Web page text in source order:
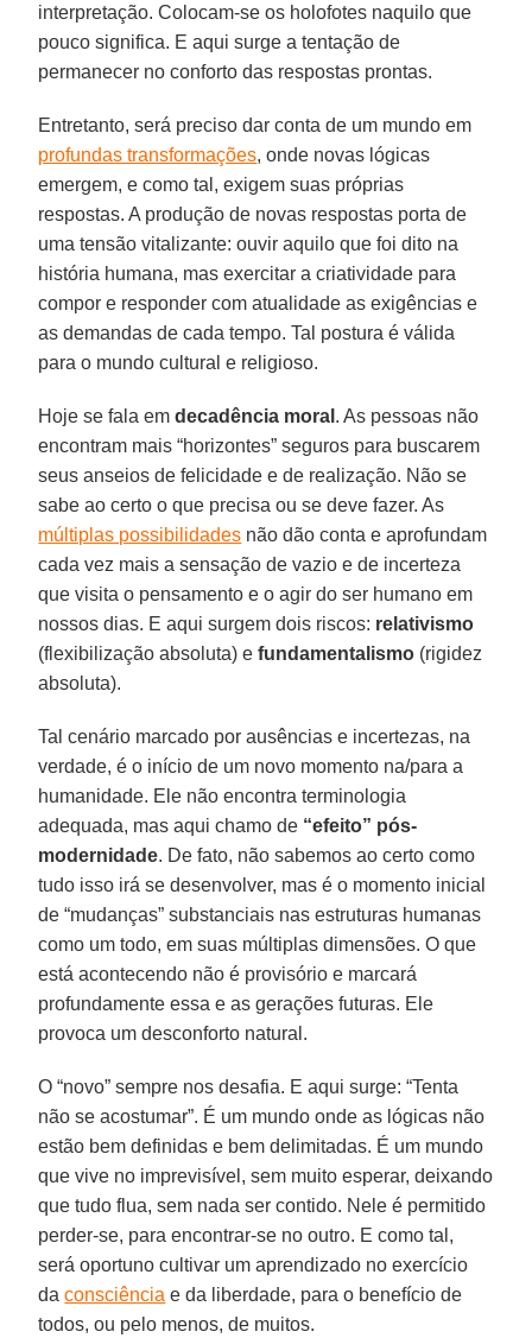
interpretação. Colocam-se os holofotes naquilo que
pouco significa. E aqui surge a tentação de
permanecer no conforto das respostas prontas.
Entretanto, será preciso dar conta de um mundo em
profundas transformações, onde novas lógicas
emergem, e como tal, exigem suas próprias
respostas. A produção de novas respostas porta de
uma tensão vitalizante: ouvir aquilo que foi dito na
história humana, mas exercitar a criatividade para
compor e responder com atualidade as exigências e
as demandas de cada tempo. Tal postura é válida
para o mundo cultural e religioso.
Hoje se fala emdecadência moral . As pessoas não
encontram mais “horizontes” seguros para buscarem
seus anseios de felicidade e de realização. Não se
sabe ao certo o que precisa ou se deve fazer. As
múltiplas possibilidades não dão conta e aprofundam
cada vez mais a sensação de vazio e de incerteza
que visita o pensamento e o agir do ser humano em
nossos dias. E aqui surgem dois riscos: relativismo
(flexibilização absoluta) efundamentalismo (rigidez
absoluta).
Tal cenário marcado por ausências e incertezas, na
verdade, é o início de um novo momento na/para a
humanidade. Ele não encontra terminologia
adequada, mas aqui chamo de “efeito” pós-
modernidade. De fato, não sabemos ao certo como
tudo isso irá se desenvolver, mas é o momento inicial
de “mudanças” substanciais nas estruturas humanas
como um todo, em suas múltiplas dimensões. O que
está acontecendo não é provisório e marcará
profundamente essa e as gerações futuras. Ele
provoca um desconforto natural.
O “novo” sempre nos desafia. E aqui surge: “Tenta
não se acostumar”. É um mundo onde as lógicas não
estão bem definidas e bem delimitadas. É um mundo
que vive no imprevisível, sem muito esperar, deixando
que tudo flua, sem nada ser contido. Nele é permitido
perder-se, para encontrar-se no outro. E como tal,
será oportuno cultivar um aprendizado no exercício
daconsciência e da liberdade, para o benefício de
todos, ou pelo menos, de muitos.